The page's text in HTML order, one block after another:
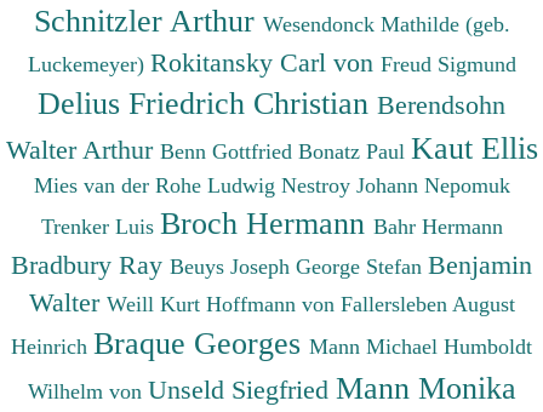
Schnitzler Arthur Wesendonck Mathilde (geb.
Luckemeyer) Rokitansky Carl von Freud Sigmund
Delius Friedrich Christian Berendsohn
Walter Arthur Benn Gottfried Bonatz Paul Kaut Ellis
Mies van der Rohe Ludwig Nestroy Johann Nepomuk
Trenker Luis Broch Hermann Bahr Hermann
Bradbury Ray Beuys Joseph George Stefan Benjamin
Walter Weill Kurt Hoffmann von Fallersleben August
Heinrich Braque Georges Mann Michael Humboldt
Wilhelm von Unseld Siegfried Mann Monika